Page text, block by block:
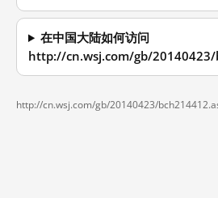
在中国大陆如何访问
http://cn.wsj.com/gb/20140423/
http://cn.wsj.com/gb/20140423/